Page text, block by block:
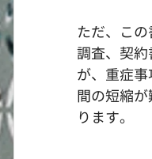
ただ、こ
調査、契
が、重症
間の短縮
ります。